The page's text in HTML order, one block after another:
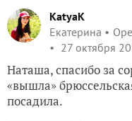
KatyaK
Екатерина
27 октября
Наташа, спасибо за
«вышла»
посадила.